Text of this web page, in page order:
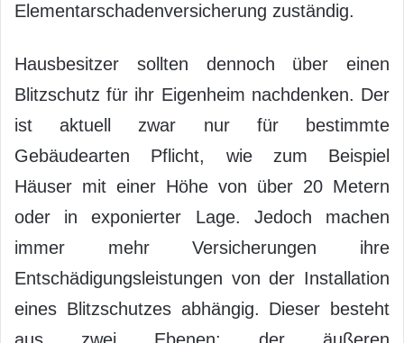
Elementarschadenversicherung zuständig.
Hausbesitzer sollten dennoch über einen
Blitzschutz für ihr Eigenheim nachdenken. Der
ist aktuell zwar nur für bestimmte
Gebäudearten Pflicht, wie zum Beispiel
Häuser mit einer Höhe von über 20 Metern
oder in exponierter Lage. Jedoch machen
immer mehr Versicherungen ihre
Entschädigungsleistungen von der Installation
eines Blitzschutzes abhängig. Dieser besteht